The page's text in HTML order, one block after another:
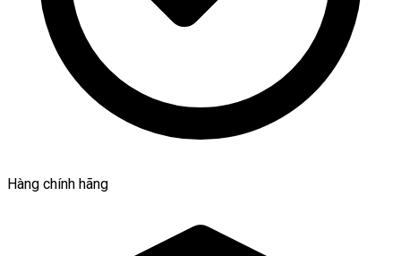
Hàng chính hãng